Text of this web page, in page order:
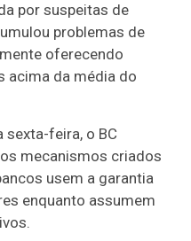
por suspeitas de
problemas de
oferecendo
acima da média do
sexta-feira, o BC
mecanismos criados
usem a garantia
enquanto assumem